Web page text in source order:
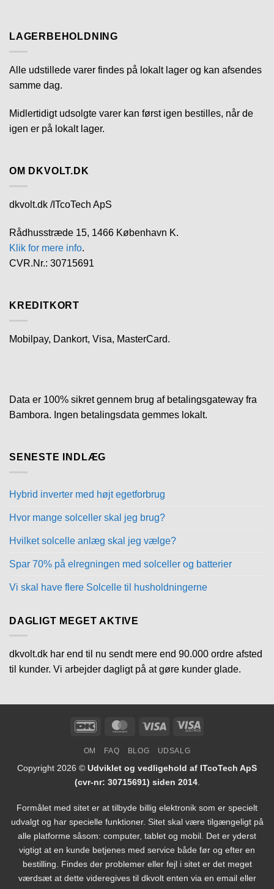
LAGERBEHOLDNING
Alle udstillede varer findes på lokalt lager og kan afsendes
samme dag.
Midlertidigt udsolgte varer kan først igen bestilles, når de
igen er på lokalt lager.
OM DKVOLT.DK
dkvolt.dk /ITcoTech ApS
Rådhusstræde 15, 1466 København K.
Klik for mere info.
CVR.Nr.: 30715691
KREDITKORT
Mobilpay, Dankort, Visa, MasterCard.
Data er 100% sikret gennem brug af betalingsgateway fra
Bambora. Ingen betalingsdata gemmes lokalt.
SENESTE INDLÆG
Hybrid inverter med højt egetforbrug
Hvor mange solceller skal jeg brug?
Hvilket solcelle anlæg skal jeg vælge?
Spar 70% på elregningen med solceller og batterier
Vi skal have flere Solcelle til husholdningerne
DAGLIGT MEGET AKTIVE
dkvolt.dk har end til nu sendt mere end 90.000 ordre afsted
til kunder. Vi arbejder dagligt på at gøre kunder glade.
DanKort MasterCardVisa
Visa
OM FAQ BLOG UDSALG
Copyright 2026 © Udviklet og vedligehold af ITcoTech ApS
(cvr-nr: 30715691) siden 2014.
Formålet med sitet er at tilbyde billig elektronik som er specielt
udvalgt og har specielle funktioner. Sitet skal være tilgængeligt på
alle platforme såsom: computer, tablet og mobil. Det er yderst
vigtigt at en kunde betjenes med service både før og efter en
bestilling. Findes der problemer eller fejl i sitet er det meget
værdsæt at dette videregives til dkvolt enten via en email eller